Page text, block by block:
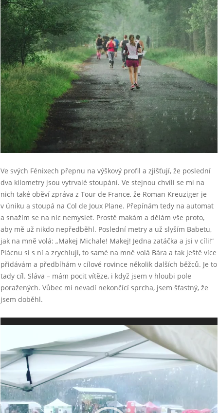
Ve svých Fénixech přepnu na výškový profil a zjišťují, že poslední
dva kilometry jsou vytrvalé stoupání. Ve stejnou chvíli se mi na
nich také oběví zpráva z Tour de France, že Roman Kreuziger je
v úniku a stoupá na Col de Joux Plane. Přepínám tedy na automat
a snažím se na nic nemyslet. Prostě makám a dělám vše proto,
aby mě už nikdo nepředběhl. Poslední metry a už slyším Babetu,
jak na mně volá: „Makej Michale! Makej! Jedna zatáčka a jsi v cíli!“
Plácnu si s ní a zrychluji, to samé na mně volá Bára a tak ještě více
přidávám a předbíhám v cílové rovince několik dalších běžců. Je to
tady cíl. Sláva – mám pocit vítěze, i když jsem v hloubi pole
poražených. Vůbec mi nevadí nekončící sprcha, jsem šťastný, že
jsem doběhl.
Video